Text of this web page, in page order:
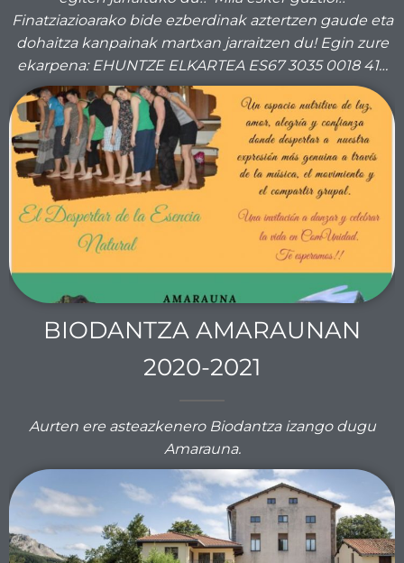
Finatziazioarako bide ezberdinak aztertzen gaude eta
dohaitza kanpainak martxan jarraitzen du! Egin zure
ekarpena: EHUNTZE ELKARTEA ES67 3035 0018 41…
BIODANTZA AMARAUNAN
2020-2021
Aurten ere asteazkenero Biodantza izango dugu
Amarauna.